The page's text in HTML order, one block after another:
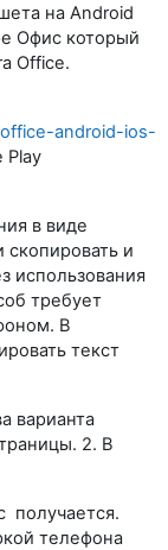
на Android
Офис который
Office.
android-ios-
Play
в виде
и
использования
требует
В
текст
варианта
2. В
получается.
телефона